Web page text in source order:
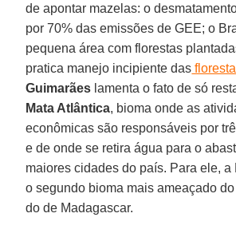
de apontar mazelas: o
por 70% das emissões de GEE; o
pequena área com florestas
pratica manejo incipiente das
Guimarães lamenta o fato de só
Mata Atlântica, bioma onde as
econômicas são responsáveis por
e de onde se retira água para o
maiores cidades do país. Para ele, a
o segundo bioma mais ameaçado
do de Madagascar.